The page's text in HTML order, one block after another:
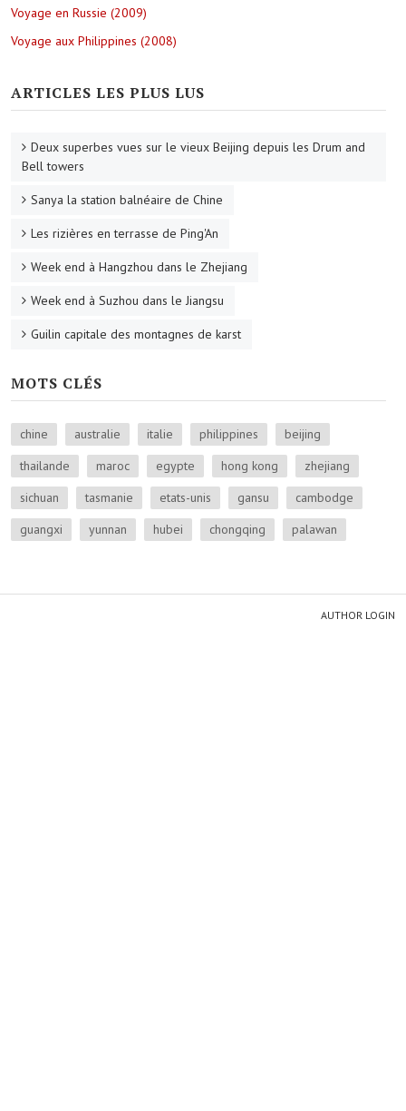
Voyage en Russie (2009)
Voyage aux Philippines (2008)
ARTICLES LES PLUS LUS
Deux superbes vues sur le vieux Beijing depuis les Drum and
Bell towers
Sanya la station balnéaire de Chine
Les rizières en terrasse de Ping'An
Week end à Hangzhou dans le Zhejiang
Week end à Suzhou dans le Jiangsu
Guilin capitale des montagnes de karst
MOTS CLÉS
chine australie italie philippines
beijing
thailande
maroc egypte hong kong
zhejiang
sichuan
tasmanie etats-unis gansu
cambodge
guangxi
yunnan hubei chongqing palawan
AUTHOR LOGIN